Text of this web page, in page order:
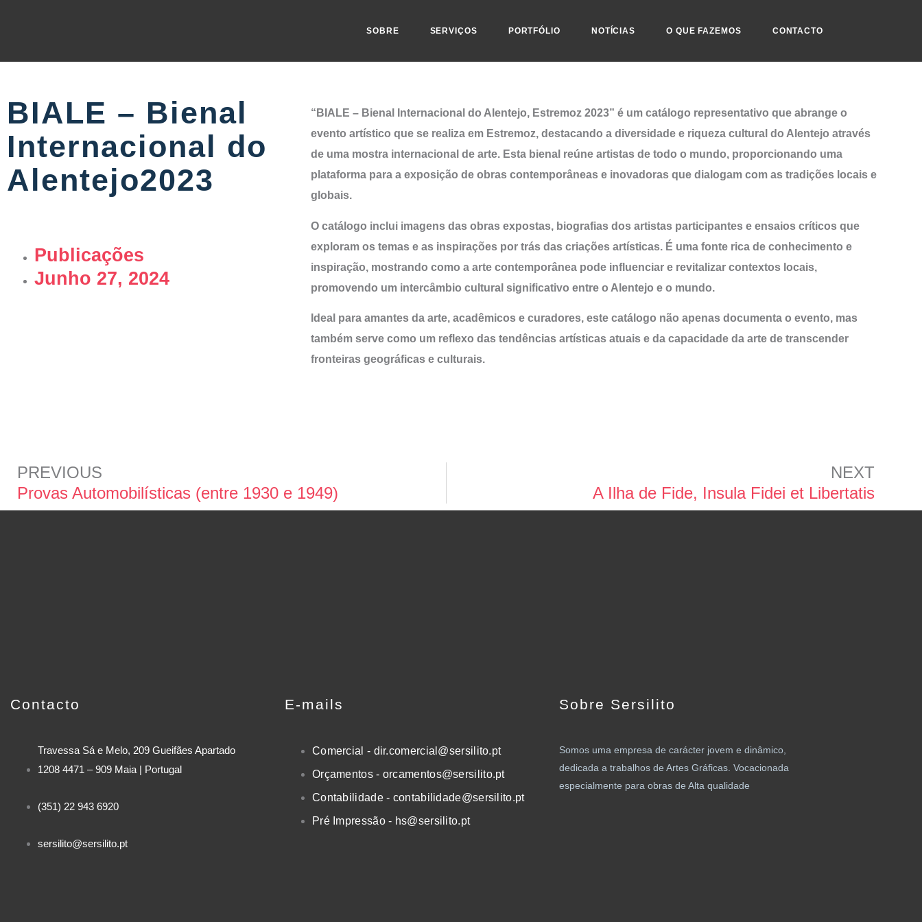
SOBRE SERVIÇOS PORTFÓLIO NOTÍCIAS O QUE FAZEMOS CONTACTO
BIALE – Bienal
Internacional do
Alentejo2023
Publicações
Junho 27, 2024
“BIALE – Bienal Internacional do Alentejo, Estremoz 2023” é um catálogo representativo que abrange o
evento artístico que se realiza em Estremoz, destacando a diversidade e riqueza cultural do Alentejo através
de uma mostra internacional de arte. Esta bienal reúne artistas de todo o mundo, proporcionando uma
plataforma para a exposição de obras contemporâneas e inovadoras que dialogam com as tradições locais e
globais.
O catálogo inclui imagens das obras expostas, biografias dos artistas participantes e ensaios críticos que
exploram os temas e as inspirações por trás das criações artísticas. É uma fonte rica de conhecimento e
inspiração, mostrando como a arte contemporânea pode influenciar e revitalizar contextos locais,
promovendo um intercâmbio cultural significativo entre o Alentejo e o mundo.
Ideal para amantes da arte, acadêmicos e curadores, este catálogo não apenas documenta o evento, mas
também serve como um reflexo das tendências artísticas atuais e da capacidade da arte de transcender
fronteiras geográficas e culturais.
PREVIOUS
Provas Automobilísticas (entre 1930 e 1949)
NEXT
A Ilha de Fide, Insula Fidei et Libertatis
Contacto
Travessa Sá e Melo, 209 Gueifães Apartado
1208 4471 – 909 Maia | Portugal
(351) 22 943 6920
sersilito@sersilito.pt
E-mails
Comercial - dir.comercial@sersilito.pt
Orçamentos - orcamentos@sersilito.pt
Contabilidade - contabilidade@sersilito.pt
Pré Impressão - hs@sersilito.pt
Sobre Sersilito
Somos uma empresa de carácter jovem e dinâmico,
dedicada a trabalhos de Artes Gráficas. Vocacionada
especialmente para obras de Alta qualidade